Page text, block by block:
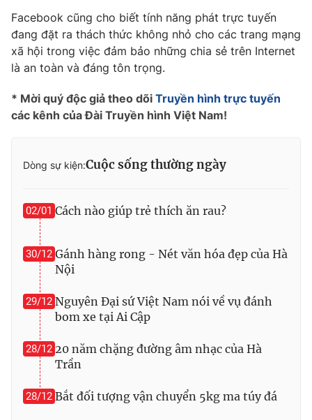
Hitech Công nghệ tương lai
Sản phẩm
Thị trường
Tư vấn
Giao lưu trực tuyến
Lịch phát sóng
Chuyên mục khác
Video
VTV Money
VTV Sức khoẻ Bất động sản
Thị trường 24h Tấm lòng Việt
VTV4 Vươn mình bằng AI
Facebook cũng cho biết tính năng phát trực tuyến
đang đặt ra thách thức không nhỏ cho các trang mạng
xã hội trong việc đảm bảo những chia sẻ trên Internet
là an toàn và đáng tôn trọng.
* Mời quý độc giả theo dõi Truyền hình trực tuyến
các kênh của Đài Truyền hình Việt Nam!
Dòng sự kiện:Cuộc sống thường ngày
02/01 Cách nào giúp trẻ thích ăn rau?
30/12 Gánh hàng rong - Nét văn hóa đẹp của Hà
Nội
29/12 Nguyên Đại sứ Việt Nam nói về vụ đánh
bom xe tại Ai Cập
28/12 20 năm chặng đường âm nhạc của Hà
Trần
28/12 Bắt đối tượng vận chuyển 5kg ma túy đá